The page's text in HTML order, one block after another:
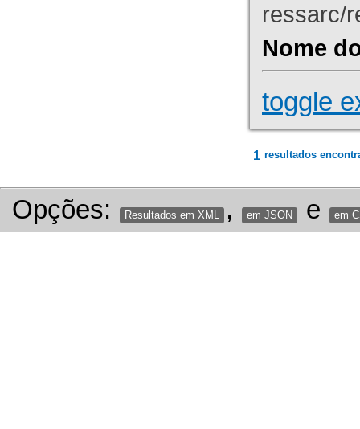
ressarc/
Nome
toggle
1 resultados
Opções: Resultados em XML , em JSON e em